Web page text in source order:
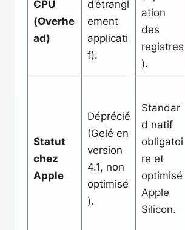
CPU
(Overhe
ad)
d’étrangl
ement
applicati
f).
ation
des
registres
).
Statut
chez
Apple
Déprécié
(Gelé en
version
4.1, non
optimisé
).
Standar
d natif
obligatoi
re et
optimisé
Apple
Silicon.